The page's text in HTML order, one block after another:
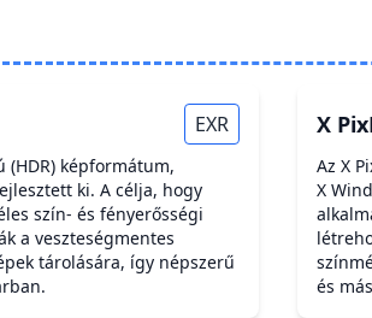
EXR
(HDR) képformátum,
ki. A célja, hogy
szín- és fényerősségi
a veszteségmentes
tárolására, így népszerű
X
Az X
X
és